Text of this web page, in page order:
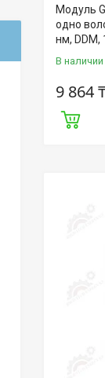
Модуль
одно
нм, DDM,
В наличии
9 864